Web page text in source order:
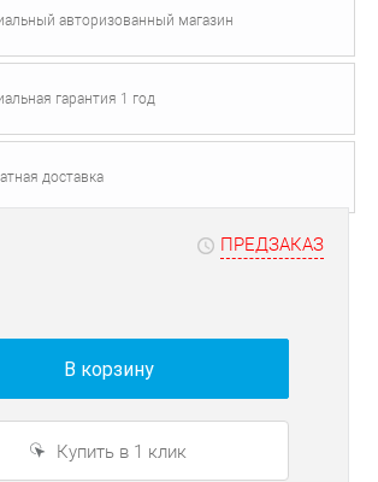
авторизованный магазин
гарантия 1 год
доставка
ПРЕДЗАКАЗ
В корзину
Купить в 1 клик